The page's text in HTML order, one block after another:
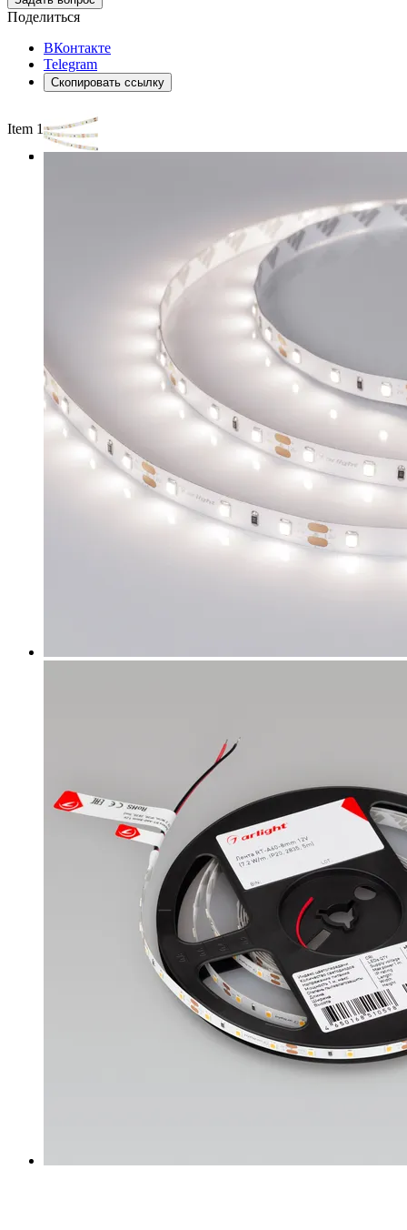
Поделиться
ВКонтакте
Telegram
Скопировать ссылку
Item 1 of 3